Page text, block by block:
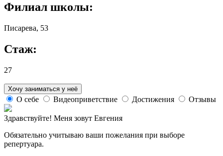
Филиал школы:
Писарева, 53
Стаж:
27
Хочу заниматься у неё
О себе Видеоприветствие Достижения Отзывы
Здравствуйте! Меня зовут Евгения
Обязательно учитываю ваши пожелания при выборе
репертуара.